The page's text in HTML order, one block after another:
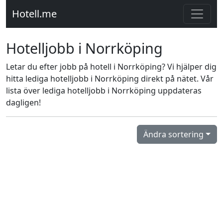
Hotell.me
Hotelljobb i Norrköping
Letar du efter jobb på hotell i Norrköping? Vi hjälper dig
hitta lediga hotelljobb i Norrköping direkt på nätet. Vår
lista över lediga hotelljobb i Norrköping uppdateras
dagligen!
Ändra sortering